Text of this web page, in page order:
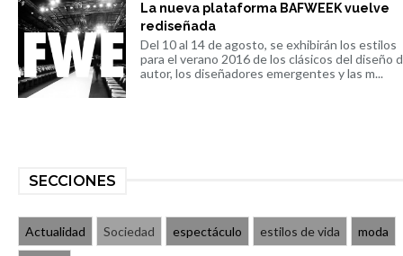
La nueva plataforma BAFWEEK vuelve
rediseñada
Del 10 al 14 de agosto, se exhibirán los estilos
para el verano 2016 de los clásicos del diseño
autor, los diseñadores emergentes y las m...
SECCIONES
Actualidad Sociedad espectáculo estilos de vida moda